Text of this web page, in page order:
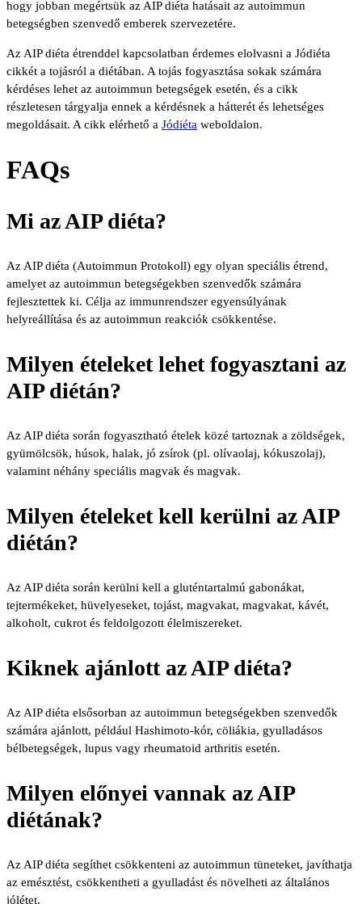
hogy jobban megértsük az AIP diéta hatásait az autoimmun
betegségben szenvedő emberek szervezetére.
Az AIP diéta étrenddel kapcsolatban érdemes elolvasni a Jódiéta
cikkét a tojásról a diétában. A tojás fogyasztása sokak számára
kérdéses lehet az autoimmun betegségek esetén, és a cikk
részletesen tárgyalja ennek a kérdésnek a hátterét és lehetséges
megoldásait. A cikk elérhető a Jódiéta weboldalon.
FAQs
Mi az AIP diéta?
Az AIP diéta (Autoimmun Protokoll) egy olyan speciális étrend,
amelyet az autoimmun betegségekben szenvedők számára
fejlesztettek ki. Célja az immunrendszer egyensúlyának
helyreállítása és az autoimmun reakciók csökkentése.
Milyen ételeket lehet fogyasztani az
AIP diétán?
Az AIP diéta során fogyasztható ételek közé tartoznak a zöldségek,
gyümölcsök, húsok, halak, jó zsírok (pl. olívaolaj, kókuszolaj),
valamint néhány speciális magvak és magvak.
Milyen ételeket kell kerülni az AIP
diétán?
Az AIP diéta során kerülni kell a gluténtartalmú gabonákat,
tejtermékeket, hüvelyeseket, tojást, magvakat, magvakat, kávét,
alkoholt, cukrot és feldolgozott élelmiszereket.
Kiknek ajánlott az AIP diéta?
Az AIP diéta elsősorban az autoimmun betegségekben szenvedők
számára ajánlott, például Hashimoto-kór, cöliákia, gyulladásos
bélbetegségek, lupus vagy rheumatoid arthritis esetén.
Milyen előnyei vannak az AIP
diétának?
Az AIP diéta segíthet csökkenteni az autoimmun tüneteket, javíthatja
az emésztést, csökkentheti a gyulladást és növelheti az általános
jólétet.